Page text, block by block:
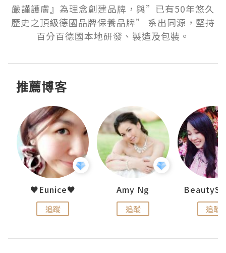
嚴謹護膚』為理念創建品牌，與”已有50年悠久
歷史之頂級德國品牌保養品牌” 系出同源，堅持
百分百德國本地研發、製造及包裝。
推薦博客
♥Eunice♥
追蹤
Amy Ng
追蹤 追蹤